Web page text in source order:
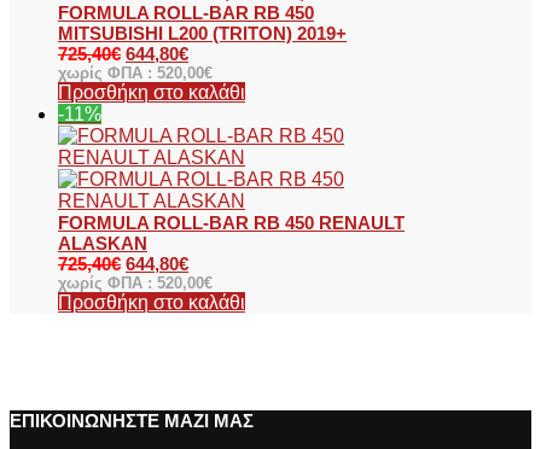
FORMULA ROLL-BAR RB 450
MITSUBISHI L200 (TRITON) 2019+
725,40€ 644,80€
χωρίς ΦΠΑ : 520,00€
Προσθήκη στο καλάθι
-11%
FORMULA ROLL-BAR RB 450 RENAULT
ALASKAN
725,40€ 644,80€
χωρίς ΦΠΑ : 520,00€
Προσθήκη στο καλάθι
ΕΠΙΚΟΙΝΩΝΗΣΤΕ ΜΑΖΙ ΜΑΣ